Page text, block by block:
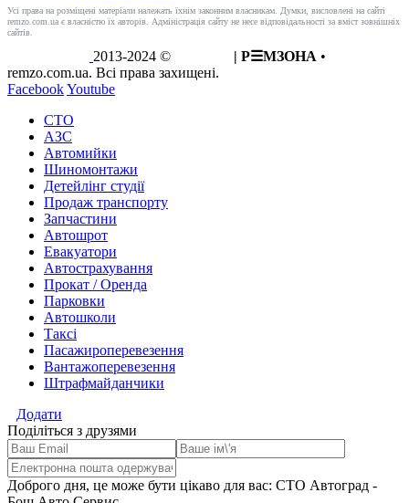
Усі права на розміщені матеріали належать їхнім законним власникам. Думки, висловлені на сайті
remzo.com.ua є власністю їх авторів. Адміністрація сайту не несе відповідальності за вміст зовнішніх
сайтів.
2013-2024 © | Р☰МЗОНА •
remzo.com.ua. Всі права захищені.
FacebookYoutube
СТО
АЗС
Автомийки
Шиномонтажи
Детейлінг студії
Продаж транспорту
Запчастини
Автошрот
Евакуатори
Автострахування
Прокат / Оренда
Парковки
Автошколи
Таксі
Пасажироперевезення
Вантажоперевезення
Штрафмайданчики
Додати
Поділіться з друзями
Доброго дня, це може бути цікаво для вас: СТО Автоград -